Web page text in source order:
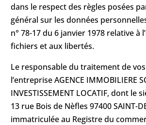
dans le respect des règles posées
général sur les données
n° 78-17 du 6 janvier 1978 relative à
fichiers et aux libertés.
Le responsable du traitement de
l’entreprise AGENCE IMMOBILIERE
INVESTISSEMENT LOCATIF, dont le
13 rue Bois de Nèfles 97400 SAINT-
immatriculée au Registre du